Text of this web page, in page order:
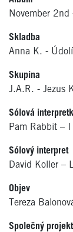
November 2nd
Skladba
Anna K. -
Skupina
J.A.R. - Jezus
Sólová
Pam Rabbit –
Sólový interpret
David Koller –
Objev
Tereza
Společný projekt